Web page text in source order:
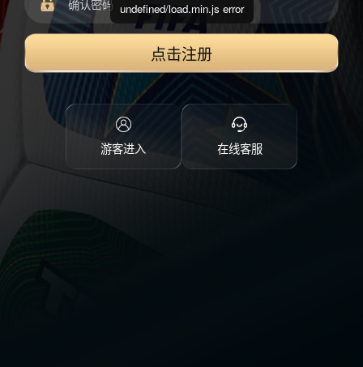
点击注册
游客进入 在线客服
undefined/load.min.js error